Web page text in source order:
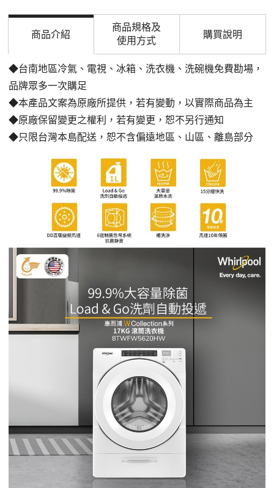
商品介紹
商品規格及
使用方式
購買說明
◆台南地區冷氣、電視、冰箱、洗衣機、洗碗機免費勘場 ，
品牌眾多一次購足
◆本產品文案為原廠所提供，若有變動，以實際商品為主
◆原廠保留變更之權利，若有變更，恕不另行通知
◆只限台灣本島配送，恕不含偏遠地區、山區、離島部分